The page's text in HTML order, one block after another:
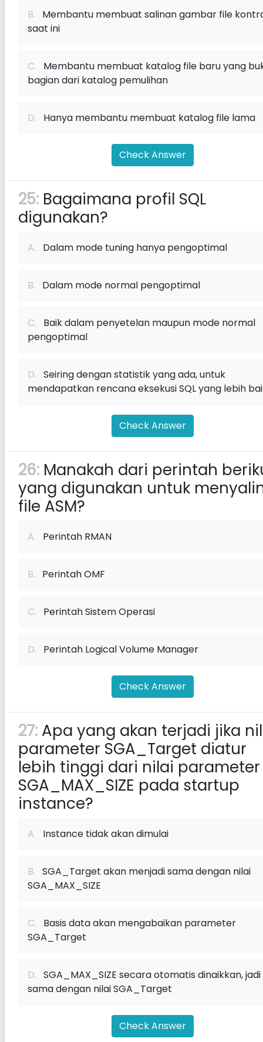
B. Membantu membuat salinan gambar file
saat ini
C. Membantu membuat katalog file baru yang
bagian dari katalog pemulihan
D. Hanya membantu membuat katalog file lama
Check Answer
25: Bagaimana profil SQL
digunakan?
A. Dalam mode tuning hanya pengoptimal
B. Dalam mode normal pengoptimal
C. Baik dalam penyetelan maupun mode normal
pengoptimal
D. Seiring dengan statistik yang ada, untuk
mendapatkan rencana eksekusi SQL yang lebih
Check Answer
26: Manakah dari perintah
yang digunakan untuk
file ASM?
A. Perintah RMAN
B. Perintah OMF
C. Perintah Sistem Operasi
D. Perintah Logical Volume Manager
Check Answer
27: Apa yang akan terjadi jika
parameter SGA_Target diatur
lebih tinggi dari nilai parameter
SGA_MAX_SIZE pada startup
instance?
A. Instance tidak akan dimulai
B. SGA_Target akan menjadi sama dengan nilai
SGA_MAX_SIZE
C. Basis data akan mengabaikan parameter
SGA_Target
D. SGA_MAX_SIZE secara otomatis dinaikkan, jadi
sama dengan nilai SGA_Target
Check Answer